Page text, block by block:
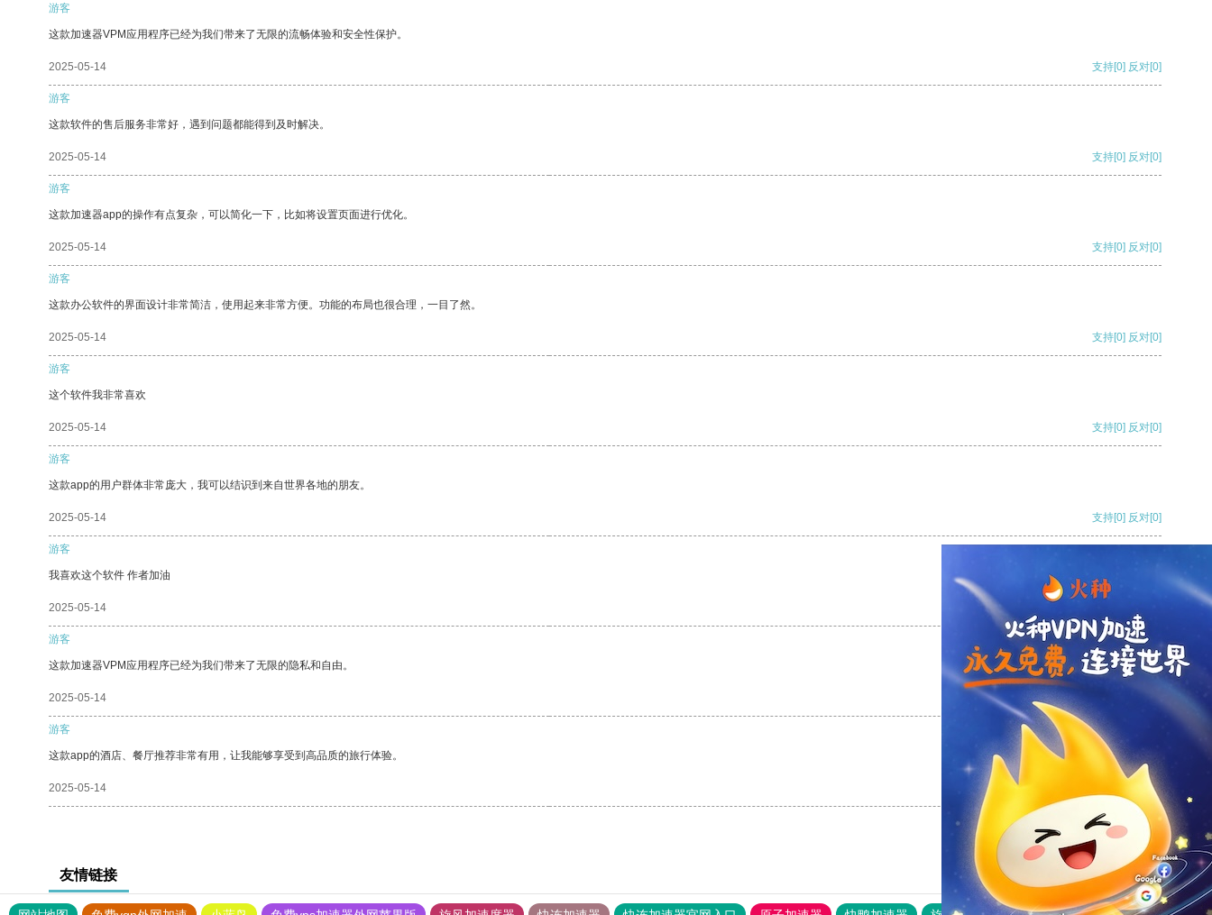
游客
这款加速器VPM应用程序已经为我们带来了无限的流畅体验和安全性保护。
2025-05-14 支持[0] 反对[0]
游客
这款软件的售后服务非常好，遇到问题都能得到及时解决。
2025-05-14 支持[0] 反对[0]
游客
这款加速器app的操作有点复杂，可以简化一下，比如将设置页面进行优化。
2025-05-14 支持[0] 反对[0]
游客
这款办公软件的界面设计非常简洁，使用起来非常方便。功能的布局也很合理，一目了然。
2025-05-14 支持[0] 反对[0]
游客
这个软件我非常喜欢
2025-05-14 支持[0] 反对[0]
游客
这款app的用户群体非常庞大，我可以结识到来自世界各地的朋友。
2025-05-14 支持[0] 反对[0]
游客
我喜欢这个软件 作者加油
2025-05-14
游客
这款加速器VPM应用程序已经为我们带来了无限的隐私和自由。
2025-05-14 反对
游客
这款app的酒店、餐厅推荐非常有用，让我能够享受到高品质的旅行体验。
2025-05-14 反对[0]
友情链接